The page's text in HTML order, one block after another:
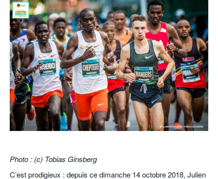
FÉDÉRATION
TOUS SUPPORTERS D’ATHLE.CH !
PUBLICITÉ
TOUS SUPPORTERS D’ATHLE.CH !
CHARTE ÉDITORIALE
NOUS CONTACTER
POURQUOI ATHLE.CH ?
CNP LAUSANNE/AIGLE
ATHLE.CH RÉGIONS | GENÈVE
ATHLE.CH RÉGIONS | JURA
ATHLE.CH RÉGIONS | VAUD
ATHLE.CH VINTAGE
TIMELINE
BIOGRAPHIES
HIGHLIGHTS
LIVRES
Photo : (c) Tobias Ginsberg
C’est prodigieux : depuis ce dimanche 14 octobre 2018, Julien